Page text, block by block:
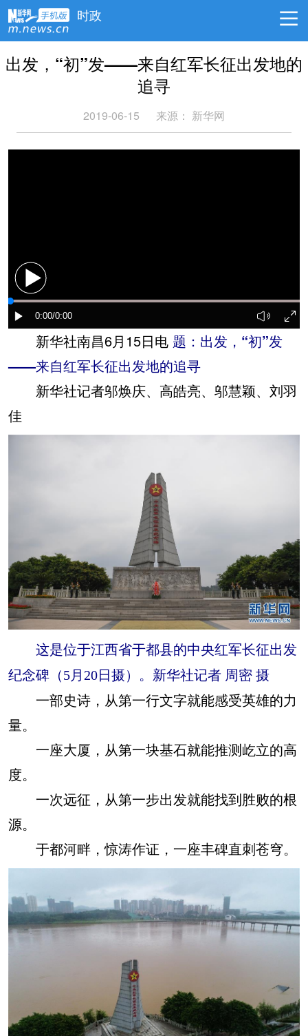
时政
出发，“初”发——来自红军长征出发地的
追寻
2019-06-15 来源： 新华网
新华社南昌6月15日电 题：出发，“初”发
——来自红军长征出发地的追寻
新华社记者邬焕庆、高皓亮、邬慧颖、刘羽
佳
这是位于江西省于都县的中央红军长征出发
纪念碑（5月20日摄）。新华社记者 周密 摄
一部史诗，从第一行文字就能感受英雄的力
量。
一座大厦，从第一块基石就能推测屹立的高
度。
一次远征，从第一步出发就能找到胜败的根
源。
于都河畔，惊涛作证，一座丰碑直刺苍穹。